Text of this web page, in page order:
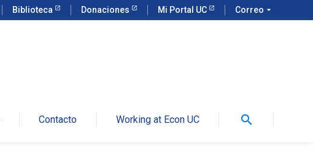
Biblioteca Donaciones Mi Portal UC Correo arrow_drop_down
Contacto Working at Econ UC search